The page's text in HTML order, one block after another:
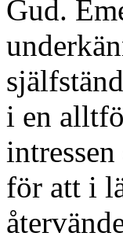
Gud.
i en
för att i